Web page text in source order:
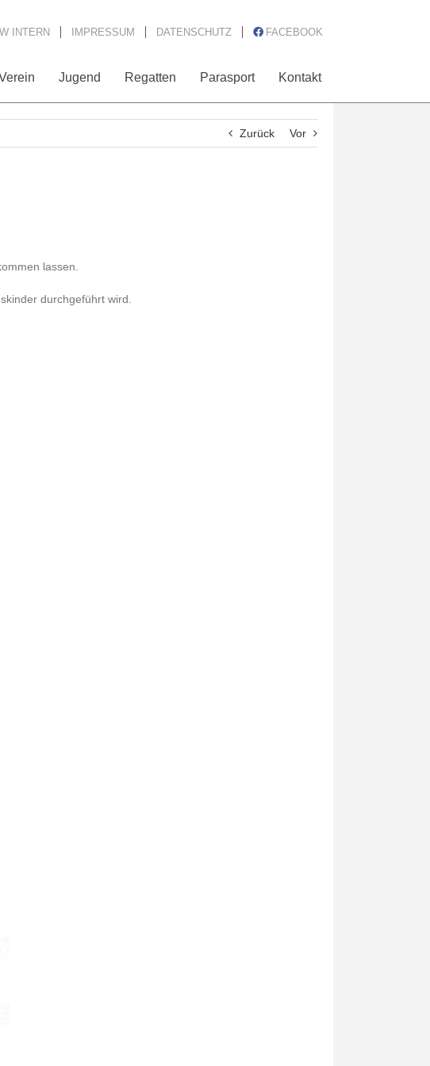
INTERN IMPRESSUM DATENSCHUTZ FACEBOOK
Jugend Regatten Parasport Kontakt
Zurück Vor
lassen.
durchgeführt wird.